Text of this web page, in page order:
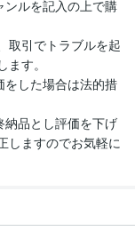
ンルを記入の上で購
取引でトラブルを起
す。
をした場合は法的措
納品とし評価を下げ
しますのでお気軽に